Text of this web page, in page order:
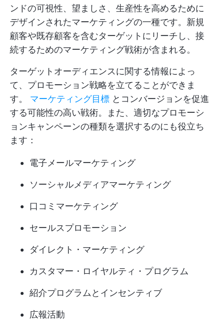
ンドの可視性、望ましさ、生産性を高めるために
デザインされたマーケティングの一種です。新規
顧客や既存顧客を含むターゲットにリーチし、接
続するためのマーケティング戦術が含まれる。
ターゲットオーディエンスに関する情報によっ
て、プロモーション戦略を立てることができま
す。 マーケティング目標 とコンバージョンを促進
する可能性の高い戦術。また、適切なプロモーシ
ョンキャンペーンの種類を選択するのにも役立ち
ます：
電子メールマーケティング
ソーシャルメディアマーケティング
口コミマーケティング
セールスプロモーション
ダイレクト・マーケティング
カスタマー・ロイヤルティ・プログラム
紹介プログラムとインセンティブ
広報活動